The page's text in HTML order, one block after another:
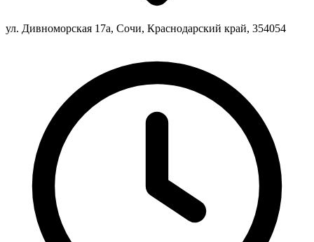
ул. Дивноморская 17а, Сочи, Краснодарский край, 354054